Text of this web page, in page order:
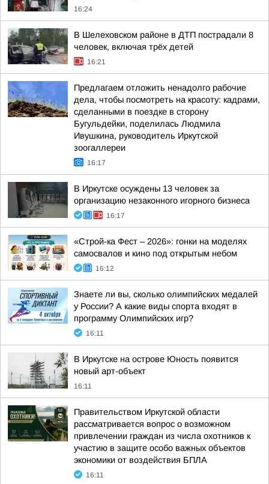
16:24
В Шелеховском районе в ДТП пострадали 8
человек, включая трёх детей
16:21
Предлагаем отложить ненадолго рабочие
дела, чтобы посмотреть на красоту: кадрами,
сделанными в поездке в сторону
Бугульдейки, поделилась Людмила
Ивушкина, руководитель Иркутской
зоогаллереи
16:17
В Иркутске осуждены 13 человек за
организацию незаконного игорного бизнеса
16:17
«Строй-ка Фест – 2026»: гонки на моделях
самосвалов и кино под открытым небом
16:12
Знаете ли вы, сколько олимпийских медалей
у России? А какие виды спорта входят в
программу Олимпийских игр?
16:11
В Иркутске на острове Юность появится
новый арт-объект
16:11
Правительством Иркутской области
рассматривается вопрос о возможном
привлечении граждан из числа охотников к
участию в защите особо важных объектов
экономики от воздействия БПЛА
16:11